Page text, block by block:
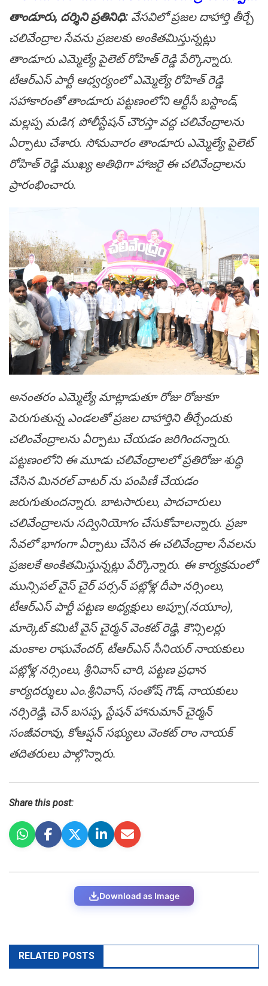
తాండూరు, దర్శిని ప్రతినిధి: వేసవిలో ప్రజల దాహార్తి తీర్చే
చలివేంద్రాల సేవను ప్రజలకు అంకితమిస్తున్నట్లు
తాండూరు ఎమ్మెల్యే పైలెట్ రోహిత్ రెడ్డి పేర్కొన్నారు.
టీఆర్ఎస్ పార్టీ ఆధ్వర్యంలో ఎమ్మెల్యే రోహిత్ రెడ్డి
సహాకారంతో తాండూరు పట్టణంలోని ఆర్టీసీ బస్టాండ్,
మల్లప్ప మడిగ, పోలీస్టేషన్ చౌరస్తా వద్ద చలివేంద్రాలను
ఏర్పాటు చేశారు. సోమవారం తాండూరు ఎమ్మెల్యే పైలెట్
రోహిత్ రెడ్డి ముఖ్య అతిథిగా హాజరై ఈ చలివేంద్రాలను
ప్రారంభించారు.
అనంతరం ఎమ్మెల్యే మాట్లాడుతూ రోజు రోజుకూ
పెరుగుతున్న ఎండలతో ప్రజల దాహార్తిని తీర్చేందుకు
చలింవేంద్రాలను ఏర్పాటు చేయడం జరిగిందన్నారు.
పట్టణంలోని ఈ మూడు చలివేంద్రాలలో ప్రతిరోజు శుద్ధి
చేసిన మినరల్ వాటర్ ను పంపిణీ చేయడం
జరుగుతుందన్నారు. బాటసారులు, పాదచారులు
చలివేంద్రాలను సద్వినియోగం చేసుకోవాలన్నారు. ప్రజా
సేవలో భాగంగా ఏర్పాటు చేసిన ఈ చలివేంద్రాల సేవలను
ప్రజలకే అంకితమిస్తున్నట్లు పేర్కొన్నారు. ఈ కార్యక్రమంలో
మున్సిపల్ వైస్ చైర్ పర్సన్ పట్లోళ్ల దీపా నర్సింలు,
టీఆర్ఎస్ పార్టీ పట్టణ అధ్యక్షులు అప్పూ(నయూం),
మార్కెట్ కమిటీ వైస్ చైర్మన్ వెంకట్ రెడ్డి, కౌన్సిలర్లు
మంకాల రాఘవేందర్, టీఆర్ఎస్ సీనియర్ నాయకులు
పట్లోళ్ల నర్సింలు, శ్రీనివాస్ చారి, పట్టణ ప్రధాన
కార్యదర్శులు ఎం.శ్రీనివాస్, సంతోష్ గౌడ్, నాయకులు
నర్సిరెడ్డి, చెన్ బసప్ప, స్టేషన్ హానుమాన్ చైర్మన్
సంజీవరావు, కోఆప్షన్ సభ్యులు వెంకట్ రాం నాయక్
తదితరులు పాల్గొన్నారు.
Share this post:
Download as Image
RELATED POSTS